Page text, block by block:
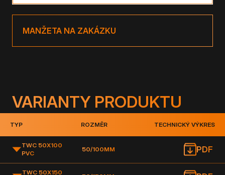
MANŽETA NA ZAKÁZKU
VARIANTY PRODUKTU
TYP ROZMĚR TECHNICKÝ VÝKRES
TWC 50X100
PVC
50/100MM PDF
TWC 50X150